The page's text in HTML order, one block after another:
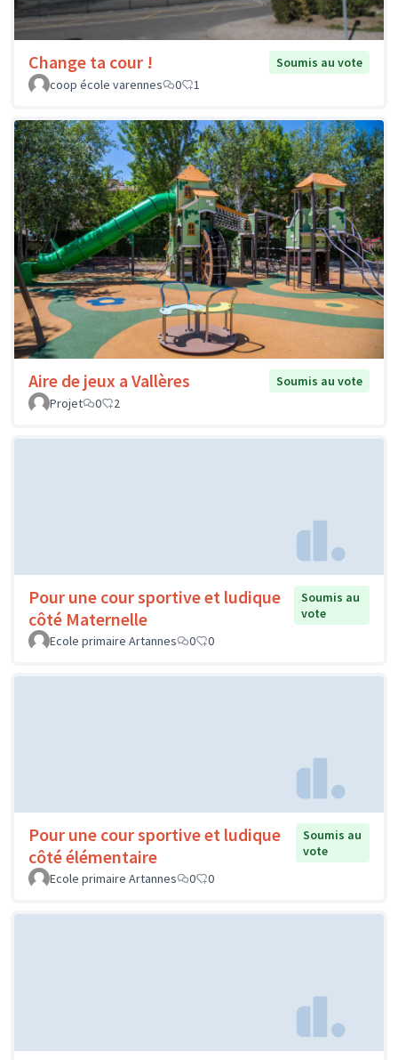
Change ta cour !
Soumis au vote
coop école varennes
0 1
Aire de jeux a Vallères
Soumis au vote
Projet
0 2
Pour une cour sportive et ludique
côté Maternelle
Soumis au
vote
Ecole primaire Artannes
0 0
Pour une cour sportive et ludique
côté élémentaire
Soumis au
vote
Ecole primaire Artannes
0 0